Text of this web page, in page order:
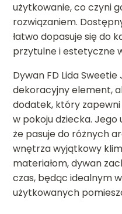
użytkowanie, co czyni
rozwiązaniem.
łatwo dopasuje się do
przytulne i estetyczne
Dywan FD Lida
dekoracyjny element,
dodatek, który
w pokoju dziecka.
że pasuje do różnych
wnętrza wyjątkowy
materiałom, dywan
czas, będąc idealnym
użytkowanych